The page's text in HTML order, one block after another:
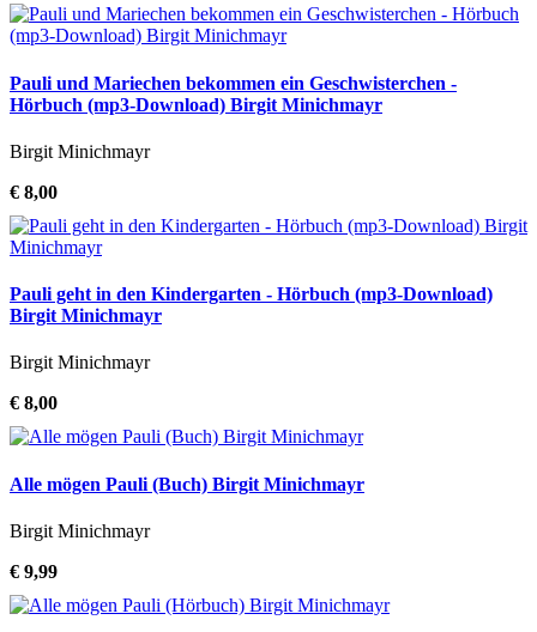
Pauli und Mariechen bekommen ein Geschwisterchen -
Hörbuch (mp3-Download) Birgit Minichmayr
Birgit Minichmayr
€ 8,00
Pauli geht in den Kindergarten - Hörbuch (mp3-Download)
Birgit Minichmayr
Birgit Minichmayr
€ 8,00
Alle mögen Pauli (Buch) Birgit Minichmayr
Birgit Minichmayr
€ 9,99